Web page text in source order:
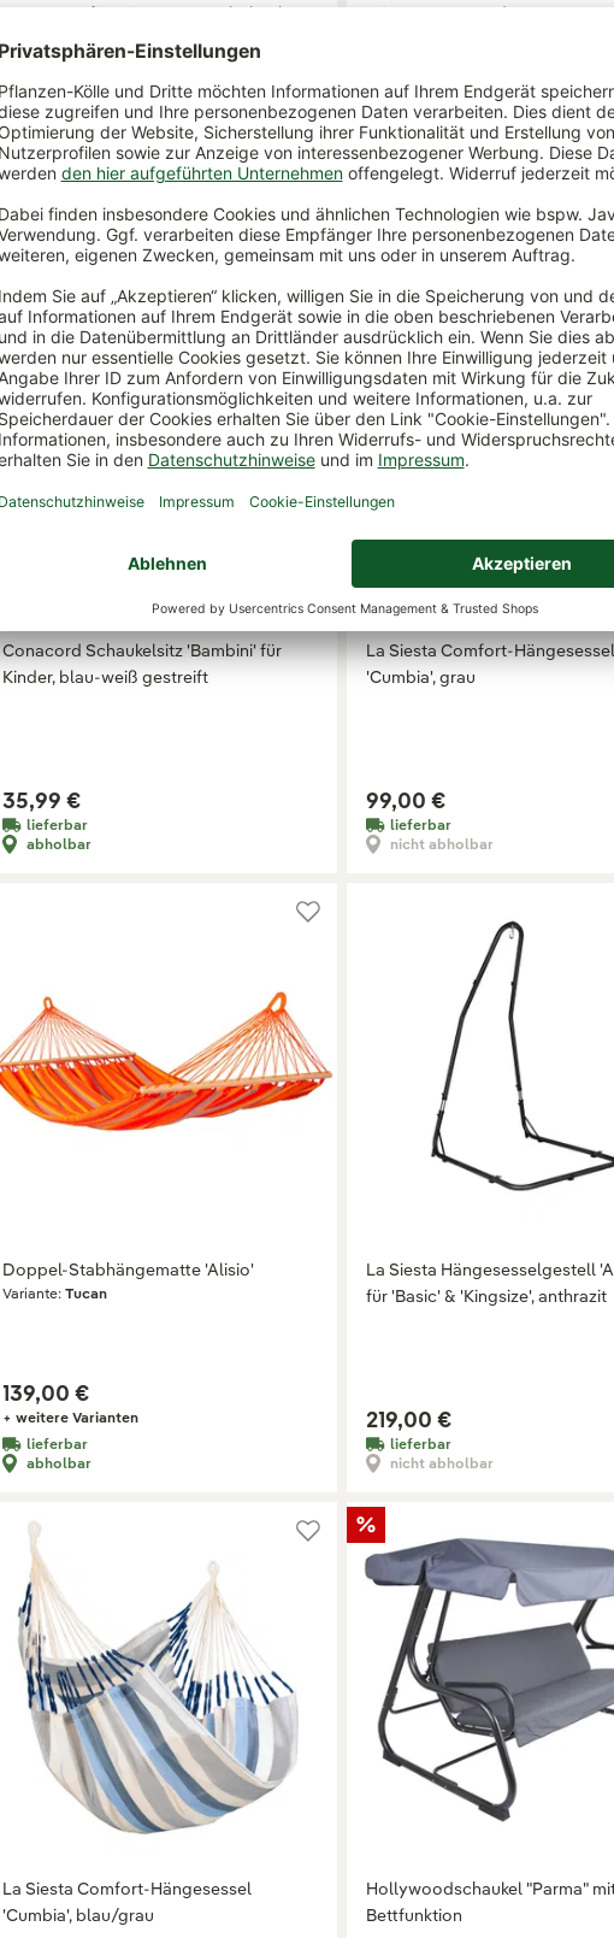
TreeMount für Hängematten, belastbar
bis 200 kg, wetterfest, UV-beständig
34,99 €
lieferbar
abholbar
Hängematte 'Modesta',
139,00 €
+ weitere Varianten
lieferbar
nicht abholbar
Conacord Schaukelsitz 'Bambini' für
Kinder, blau-weiß gestreift
35,99 €
lieferbar
abholbar
La Siesta Comfort-Hängesessel
'Cumbia', grau
99,00 €
lieferbar
nicht abholbar
Doppel-Stabhängematte 'Alisio'
Variante: Tucan
139,00 €
+ weitere Varianten
lieferbar
abholbar
La Siesta Hängesesselgestell
für 'Basic' & 'Kingsize', anthrazit
219,00 €
lieferbar
nicht abholbar
La Siesta Comfort-Hängesessel
'Cumbia', blau/grau
Hollywoodschaukel "Parma"
Bettfunktion